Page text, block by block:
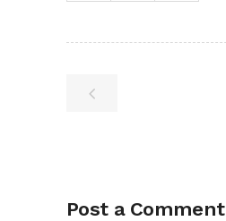
Post a Comment